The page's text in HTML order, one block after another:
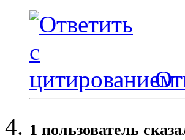
1 пользователь